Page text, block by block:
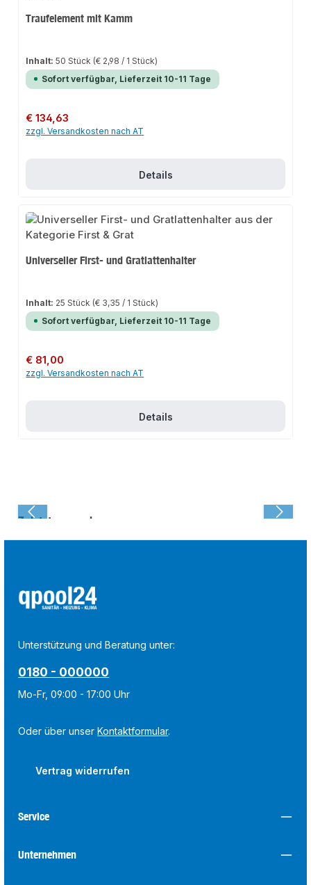
Traufelement mit Kamm
Inhalt:50 Stück (€ 2,98 / 1 Stück)
Sofort verfügbar, Lieferzeit 10-11 Tage
Regulärer Preis:
€ 134,63
zzgl. Versandkosten nach AT
Details
Universeller First- und Gratlattenhalter
Inhalt: 25 Stück (€ 3,35 / 1 Stück)
Sofort verfügbar, Lieferzeit 10-11 Tage
Regulärer Preis:
€ 81,00
zzgl. Versandkosten nach AT
Details
Zuletzt angesehen:
Unterstützung und Beratung unter:
0180 - 000000
Mo-Fr, 09:00 - 17:00 Uhr
Oder über unserKontaktformular.
Vertrag widerrufen
Service
Unternehmen